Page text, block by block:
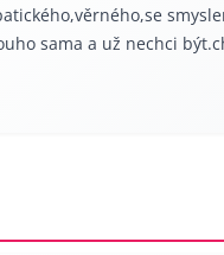
sama a už nechci